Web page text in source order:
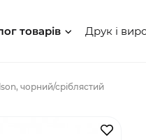
товарів Друк і
чорний/сріблястий
В